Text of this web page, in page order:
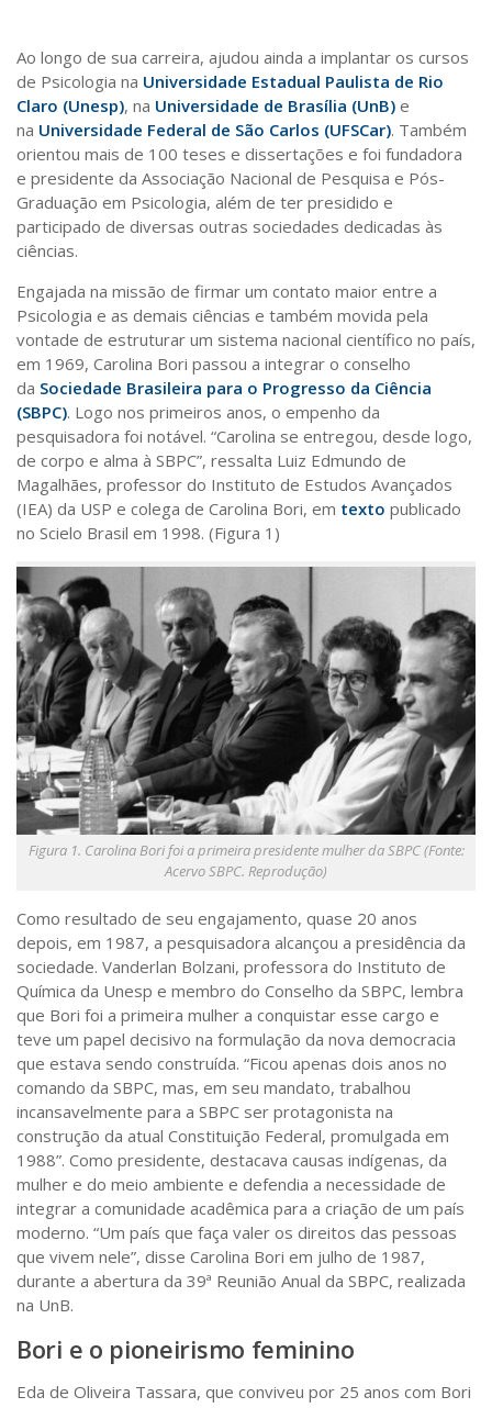
Ao longo de sua carreira, ajudou ainda a implantar os cursos
de Psicologia na Universidade Estadual Paulista de Rio
Claro (Unesp), na Universidade de Brasília (UnB) e
na Universidade Federal de São Carlos (UFSCar). Também
orientou mais de 100 teses e dissertações e foi fundadora
e presidente da Associação Nacional de Pesquisa e Pós-
Graduação em Psicologia, além de ter presidido e
participado de diversas outras sociedades dedicadas às
ciências.
Engajada na missão de firmar um contato maior entre a
Psicologia e as demais ciências e também movida pela
vontade de estruturar um sistema nacional científico no país,
em 1969, Carolina Bori passou a integrar o conselho
da Sociedade Brasileira para o Progresso da Ciência
(SBPC). Logo nos primeiros anos, o empenho da
pesquisadora foi notável. “Carolina se entregou, desde logo,
de corpo e alma à SBPC”, ressalta Luiz Edmundo de
Magalhães, professor do Instituto de Estudos Avançados
(IEA) da USP e colega de Carolina Bori, em texto publicado
no Scielo Brasil em 1998. (Figura 1)
Figura 1. Carolina Bori foi a primeira presidente mulher da SBPC (Fonte:
Acervo SBPC. Reprodução)
Como resultado de seu engajamento, quase 20 anos
depois, em 1987, a pesquisadora alcançou a presidência da
sociedade. Vanderlan Bolzani, professora do Instituto de
Química da Unesp e membro do Conselho da SBPC, lembra
que Bori foi a primeira mulher a conquistar esse cargo e
teve um papel decisivo na formulação da nova democracia
que estava sendo construída. “Ficou apenas dois anos no
comando da SBPC, mas, em seu mandato, trabalhou
incansavelmente para a SBPC ser protagonista na
construção da atual Constituição Federal, promulgada em
1988”. Como presidente, destacava causas indígenas, da
mulher e do meio ambiente e defendia a necessidade de
integrar a comunidade acadêmica para a criação de um país
moderno. “Um país que faça valer os direitos das pessoas
que vivem nele”, disse Carolina Bori em julho de 1987,
durante a abertura da 39ª Reunião Anual da SBPC, realizada
na UnB.
Bori e o pioneirismo feminino
Eda de Oliveira Tassara, que conviveu por 25 anos com Bori